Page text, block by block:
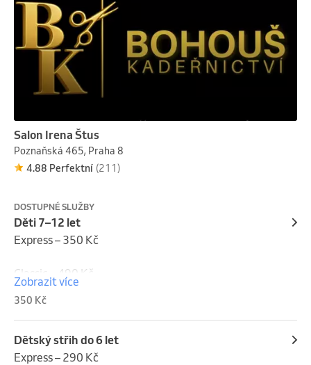
Salon Irena Štus
Poznaňská 465, Praha 8
4.88 Perfektní (211)
DOSTUPNÉ SLUŽBY
Děti 7–12 let
Express – 350 Kč
Classic – 490 Kč
Zobrazit více
350 Kč
Dětský střih do 6 let
Express – 290 Kč